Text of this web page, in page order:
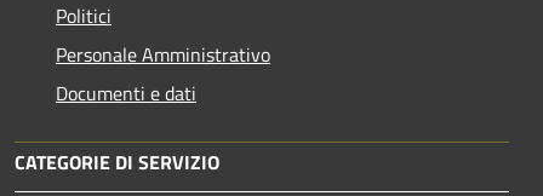
Politici
Personale Amministrativo
Documenti e dati
CATEGORIE DI SERVIZIO